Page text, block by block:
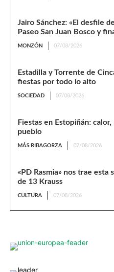
Jairo Sánchez: «El desfile
Paseo San Juan Bosco y
MONZÓN 07/08/2026
Estadilla y Torrente de
fiestas por todo lo alto
SOCIEDAD 07/08/2026
Fiestas en Estopiñán:
pueblo
MÁS RIBAGORZA 07/08/2026
«PD Rasmia» nos trae esta
de 13 Krauss
CULTURA 07/08/2026